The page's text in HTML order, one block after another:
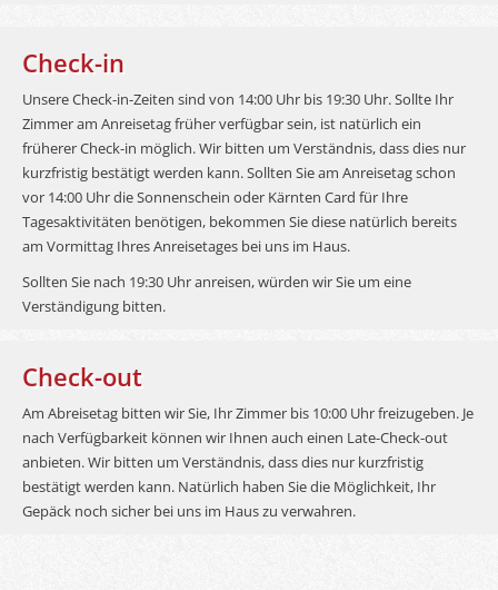
Check-in
Unsere Check-in-Zeiten sind von 14:00 Uhr bis 19:30 Uhr. Sollte Ihr
Zimmer am Anreisetag früher verfügbar sein, ist natürlich ein
früherer Check-in möglich. Wir bitten um Verständnis, dass dies nur
kurzfristig bestätigt werden kann. Sollten Sie am Anreisetag schon
vor 14:00 Uhr die Sonnenschein oder Kärnten Card für Ihre
Tagesaktivitäten benötigen, bekommen Sie diese natürlich bereits
am Vormittag Ihres Anreisetages bei uns im Haus.
Sollten Sie nach 19:30 Uhr anreisen, würden wir Sie um eine
Verständigung bitten.
Check-out
Am Abreisetag bitten wir Sie, Ihr Zimmer bis 10:00 Uhr freizugeben. Je
nach Verfügbarkeit können wir Ihnen auch einen Late-Check-out
anbieten. Wir bitten um Verständnis, dass dies nur kurzfristig
bestätigt werden kann. Natürlich haben Sie die Möglichkeit, Ihr
Gepäck noch sicher bei uns im Haus zu verwahren.